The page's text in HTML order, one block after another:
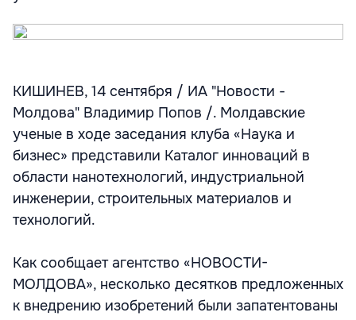
КИШИНЕВ, 14 сентября / ИА "Новости -
Молдова" Владимир Попов /. Молдавские
ученые в ходе заседания клуба «Наука и
бизнес» представили Каталог инноваций в
области нанотехнологий, индустриальной
инженерии, строительных материалов и
технологий.
Как сообщает агентство «НОВОСТИ-
МОЛДОВА», несколько десятков предложенных
к внедрению изобретений были запатентованы